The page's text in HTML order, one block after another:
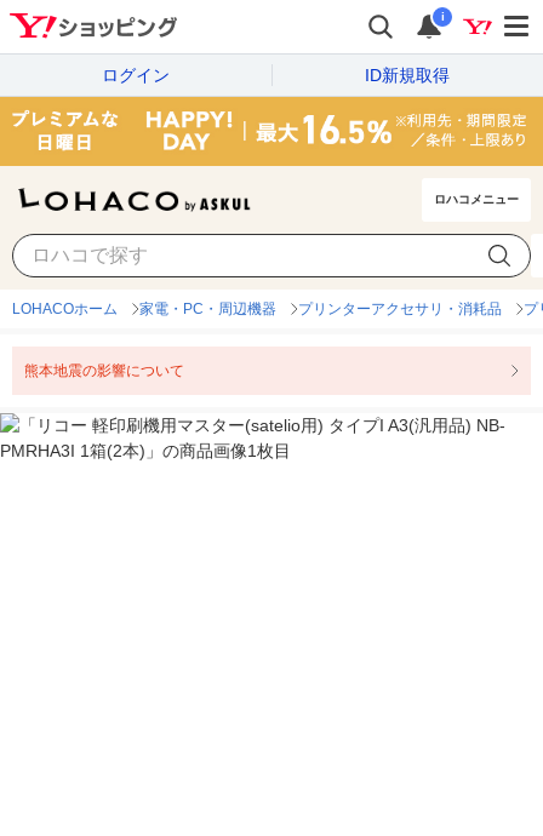
i
ログイン ID新規取得
ロハコメニュー
LOHACOホーム 家電・PC・周辺機器 プリンターアクセサリ・消耗品 プ
熊本地震の影響について